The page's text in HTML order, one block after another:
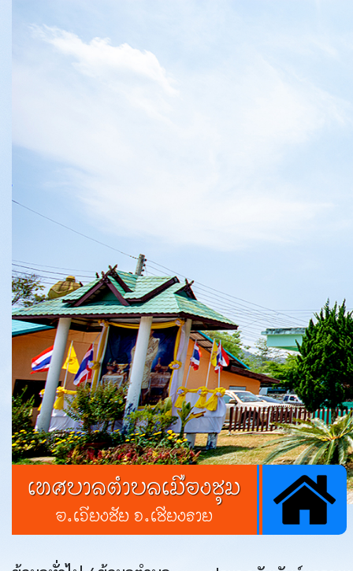
เทศบาลตำบลเมืองชุม
อ.เวียงชัย จ.เชียงราย